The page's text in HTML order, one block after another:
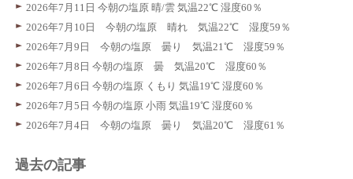
2026年7月11日 今朝の塩原 晴/雲 気温22℃ 湿度60％
2026年7月10日 今朝の塩原 晴れ 気温22℃ 湿度59％
2026年7月9日 今朝の塩原 曇り 気温21℃ 湿度59％
2026年7月8日 今朝の塩原 曇 気温20℃ 湿度60％
2026年7月6日 今朝の塩原 くもり 気温19℃ 湿度60％
2026年7月5日 今朝の塩原 小雨 気温19℃ 湿度60％
2026年7月4日 今朝の塩原 曇り 気温20℃ 湿度61％
過去の記事